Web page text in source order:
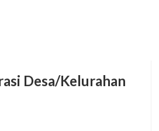
Desa/Kelurahan